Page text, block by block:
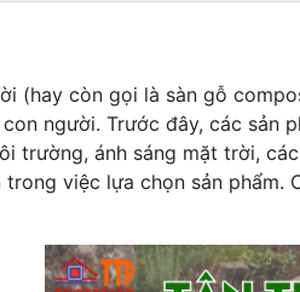
(hay còn gọi là sàn gỗ
người. Trước đây, các
trường, ánh sáng mặt trời,
việc lựa chọn sản